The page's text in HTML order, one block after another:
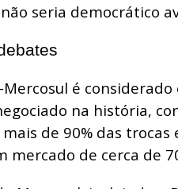
seria democrático
é
na história,
de 90% das
mercado de cerca de